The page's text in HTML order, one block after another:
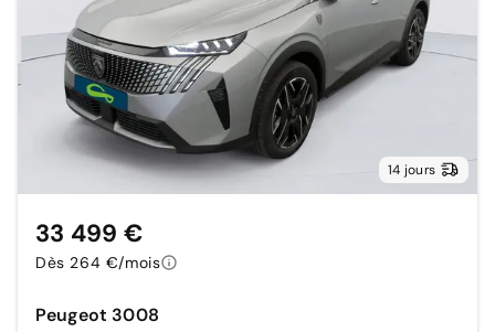
14 jours
Peugeot 3008
33 499 €
Dès 264 €/mois